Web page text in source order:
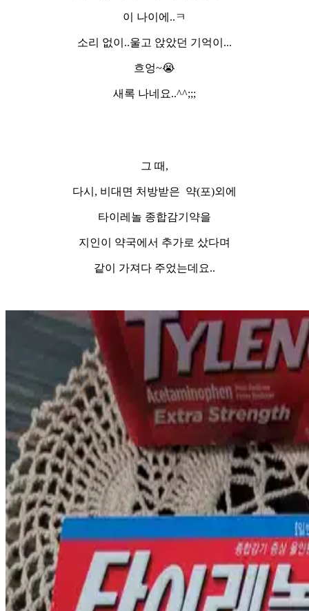
이 나이에..ㅋ
소리 없이..울고 앉았던 기억이...
흐엉~😭
새록 나네요..^^;;;
그 때,
다시, 비대면 처방받은 약(포)외에
타이레놀 종합감기약을
지인이 약국에서 추가로 샀다며
같이 가져다 주었는데요..